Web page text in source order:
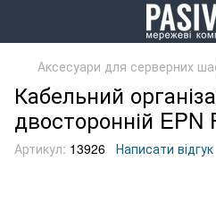
Аксесуари для серверних
Кабельний
двосторонній EPN
Артикул: 13926 Написати відгук